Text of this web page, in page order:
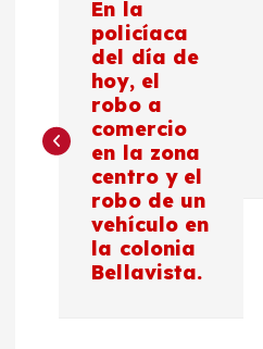
e
En la
policíaca
del día de
hoy, el
robo a
comercio
en la zona
centro y el
robo de un
vehículo en
la colonia
Bellavista.